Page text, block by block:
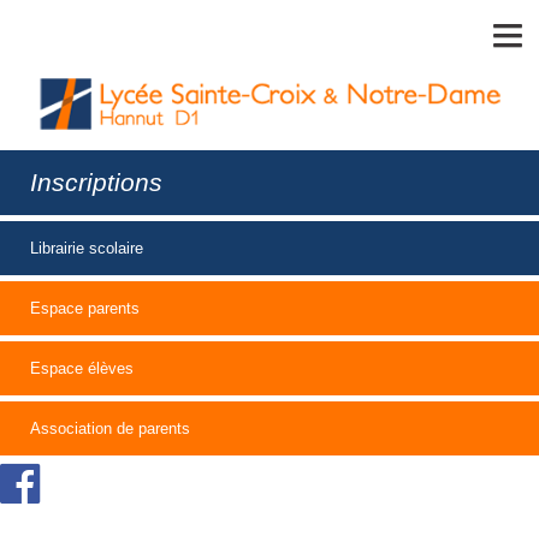
Inscriptions
Librairie scolaire
Espace parents
Espace élèves
Association de parents